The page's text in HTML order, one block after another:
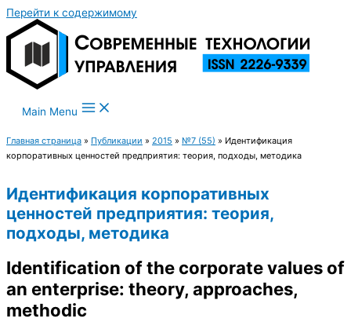
Перейти к содержимому
Main Menu
Главная страница » Публикации » 2015 » №7 (55) » Идентификация
корпоративных ценностей предприятия: теория, подходы, методика
Идентификация корпоративных
ценностей предприятия: теория,
подходы, методика
Identification of the corporate values of
an enterprise: theory, approaches,
methodic